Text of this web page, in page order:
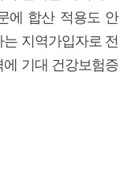
에 합산 적용도 안
지역가입자로 전
기대 건강보험증